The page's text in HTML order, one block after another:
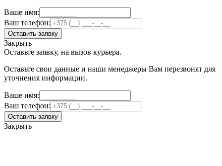
Ваше имя:
Ваш телефон:
Оставить заявку
Закрыть
Оставьте заявку, на вызов курьера.
Оставьте свои данные и наши менеджеры Вам перезвонят для
уточнения информации.
Ваше имя:
Ваш телефон:
Оставить заявку
Закрыть